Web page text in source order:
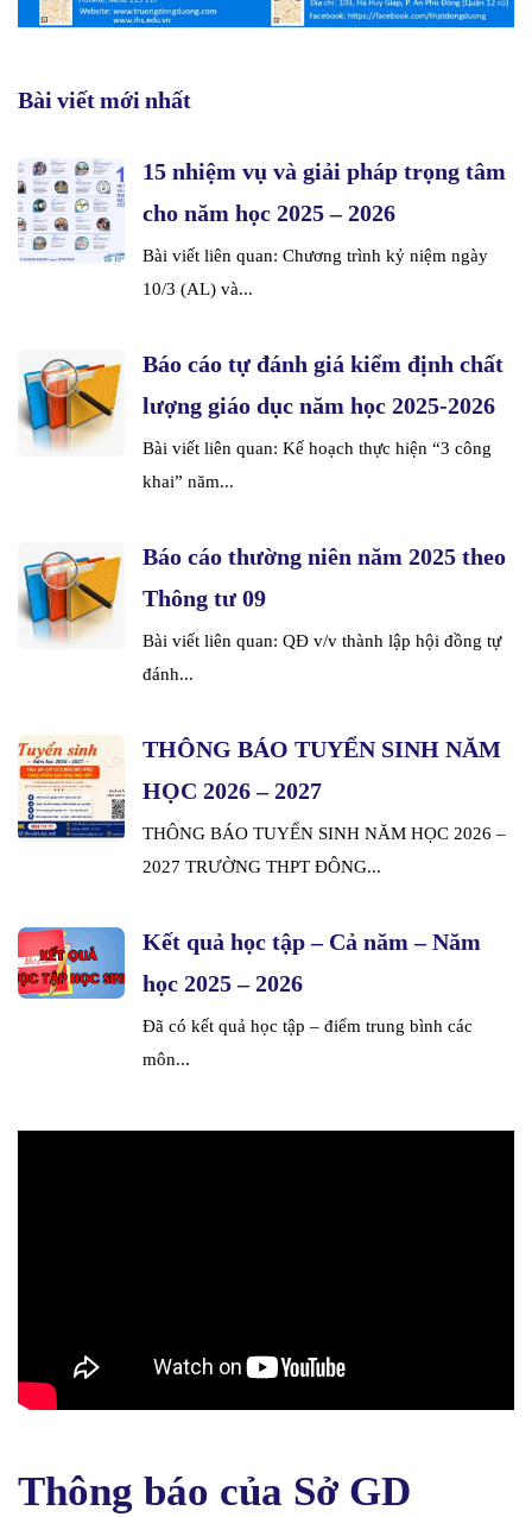
Bài viết mới nhất
15 nhiệm vụ và giải pháp trọng tâm
cho năm học 2025 – 2026
Bài viết liên quan: Chương trình kỷ niệm ngày
10/3 (AL) và...
Báo cáo tự đánh giá kiểm định chất
lượng giáo dục năm học 2025-2026
Bài viết liên quan: Kế hoạch thực hiện “3 công
khai” năm...
Báo cáo thường niên năm 2025 theo
Thông tư 09
Bài viết liên quan: QĐ v/v thành lập hội đồng tự
đánh...
THÔNG BÁO TUYỂN SINH NĂM
HỌC 2026 – 2027
THÔNG BÁO TUYỂN SINH NĂM HỌC 2026 –
2027 TRƯỜNG THPT ĐÔNG...
Kết quả học tập – Cả năm – Năm
học 2025 – 2026
Đã có kết quả học tập – điểm trung bình các
môn...
Thông báo của Sở GD